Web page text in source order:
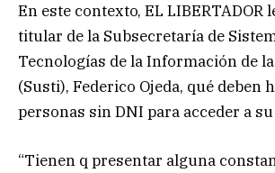
En este contexto, EL LIBERTADOR
titular de la Subsecretaría de
Tecnologías de la Información de
(Susti), Federico Ojeda, qué deben
personas sin DNI para acceder a
“Tienen q presentar alguna